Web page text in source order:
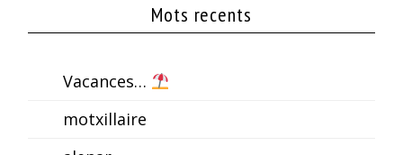
Mots recents
Vacances…
motxillaire